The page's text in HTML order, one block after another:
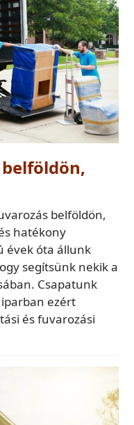
belföldön,
hatékony
évek óta állunk
segítsünk nekik a
Csapatunk
ezért
és fuvarozási